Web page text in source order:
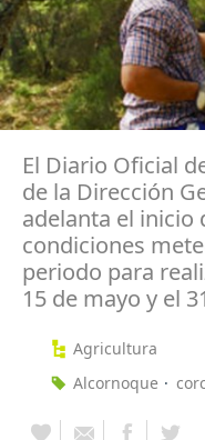
El Diario Oficial
de la Dirección
adelanta el inicio
condiciones
periodo para
15 de mayo y el
Agricultura
Alcornoque